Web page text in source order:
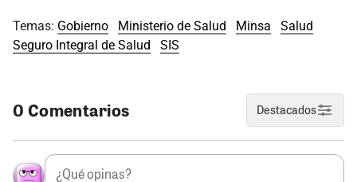
Temas: Gobierno Ministerio de Salud Minsa
Salud
Seguro Integral de Salud
SIS
0 Comentarios Destacados